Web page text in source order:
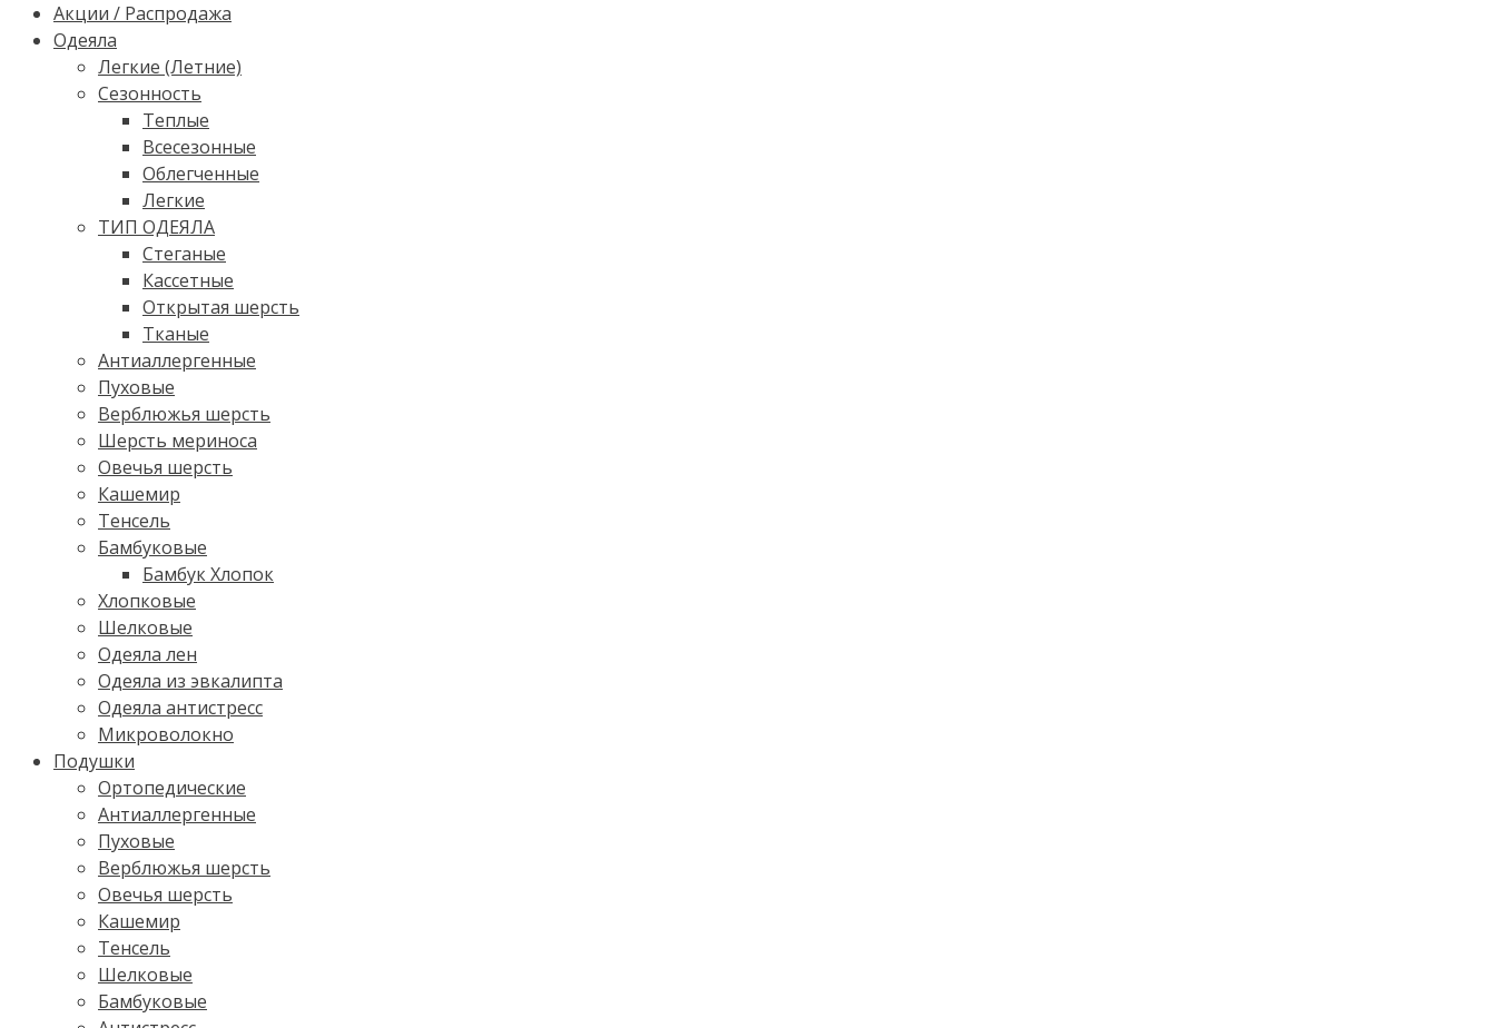
Акции / Распродажа
Одеяла
Легкие (Летние)
Сезонность
Теплые
Всесезонные
Облегченные
Легкие
ТИП ОДЕЯЛА
Стеганые
Кассетные
Открытая шерсть
Тканые
Антиаллергенные
Пуховые
Верблюжья шерсть
Шерсть мериноса
Овечья шерсть
Кашемир
Тенсель
Бамбуковые
Бамбук Хлопок
Хлопковые
Шелковые
Одеяла лен
Одеяла из эвкалипта
Одеяла антистресс
Микроволокно
Подушки
Ортопедические
Антиаллергенные
Пуховые
Верблюжья шерсть
Овечья шерсть
Кашемир
Тенсель
Шелковые
Бамбуковые